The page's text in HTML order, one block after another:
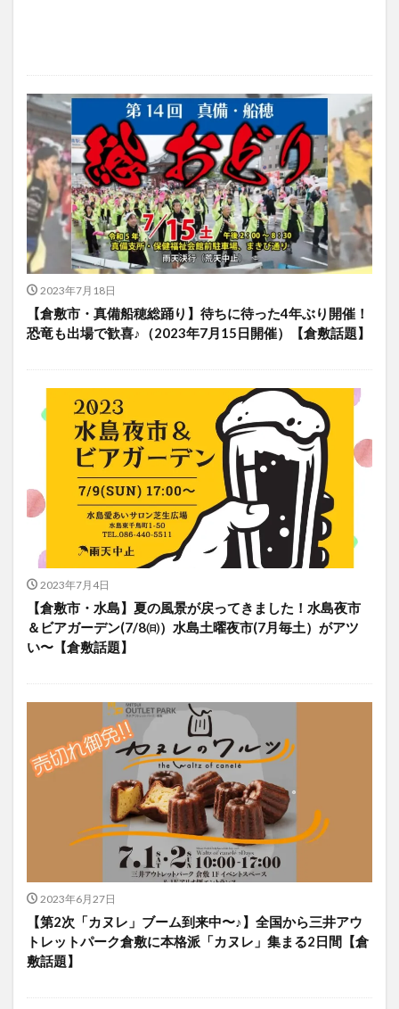
2023年7月18日
【倉敷市・真備船穂総踊り】待ちに待った4年ぶり開催！
恐竜も出場で歓喜♪（2023年7月15日開催）【倉敷話題】
2023年7月4日
【倉敷市・水島】夏の風景が戻ってきました！水島夜市
＆ビアガーデン(7/8㈰）水島土曜夜市(7月毎土）がアツ
い〜【倉敷話題】
2023年6月27日
【第2次「カヌレ」ブーム到来中〜♪】全国から三井アウ
トレットパーク倉敷に本格派「カヌレ」集まる2日間【倉
敷話題】